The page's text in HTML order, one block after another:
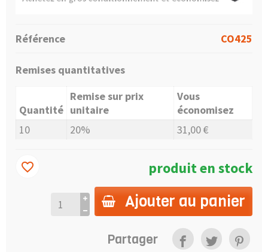
Référence CO425
Remises quantitatives
Quantité
Remise sur prix
unitaire
Vous
économisez
10
20% 31,00 €
produit en stock
Ajouter au panier
favorite_border
Partager